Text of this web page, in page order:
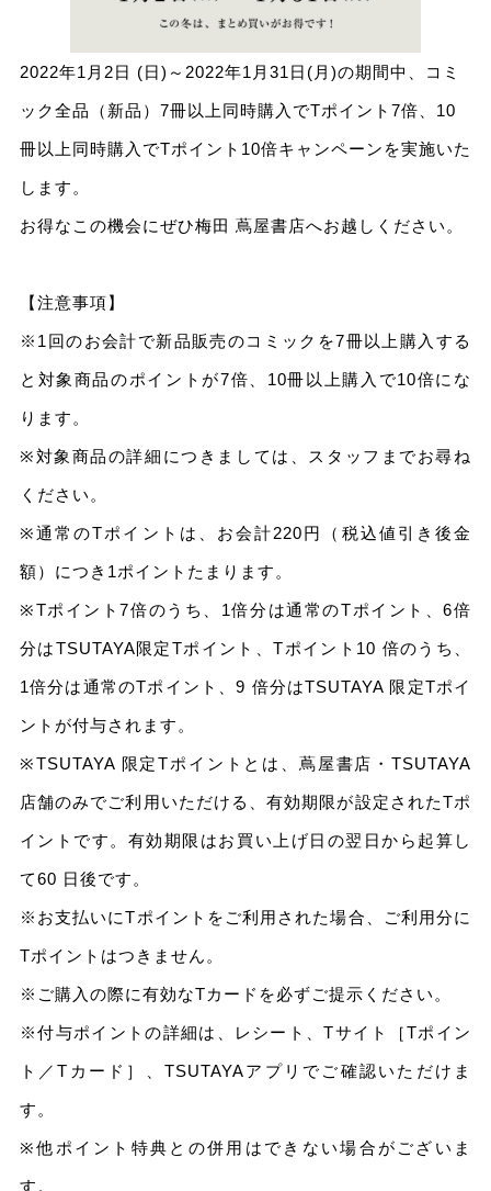
2022年1月2日 (日)～2022年1月31日(月)の期間中、コミ
ック全品（新品）7冊以上同時購入でTポイント7倍、10
冊以上同時購入でTポイント10倍キャンペーンを実施いた
します。
お得なこの機会にぜひ梅田 蔦屋書店へお越しください。
【注意事項】
※1回のお会計で新品販売のコミックを7冊以上購入する
と対象商品のポイントが7倍、10冊以上購入で10倍にな
ります。
※対象商品の詳細につきましては、スタッフまでお尋ね
ください。
※通常のTポイントは、お会計220円（税込値引き後金
額）につき1ポイントたまります。
※Tポイント7倍のうち、1倍分は通常のTポイント、6倍
分はTSUTAYA限定Tポイント、Tポイント10 倍のうち、
1倍分は通常のTポイント、9 倍分はTSUTAYA 限定Tポイ
ントが付与されます。
※TSUTAYA 限定Tポイントとは、蔦屋書店・TSUTAYA
店舗のみでご利用いただける、有効期限が設定されたTポ
イントです。有効期限はお買い上げ日の翌日から起算し
て60 日後です。
※お支払いにTポイントをご利用された場合、ご利用分に
Tポイントはつきません。
※ご購入の際に有効なTカードを必ずご提示ください。
※付与ポイントの詳細は、レシート、Tサイト［Tポイン
ト／Tカード］、TSUTAYAアプリでご確認いただけま
す。
※他ポイント特典との併用はできない場合がございま
す。